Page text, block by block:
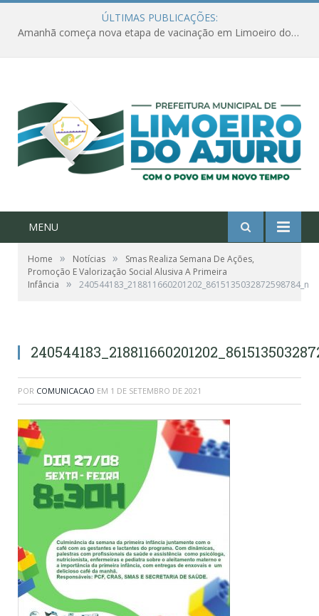
ÚLTIMAS PUBLICAÇÕES:
Amanhã começa nova etapa de vacinação em Limoeiro do Ajuru para idosos com 65 ou mais
MENU
Home » Notícias »
Smas Realiza Semana De Ações,
Promoção E Valorização Social Alusiva A Primeira
Infância
» 240544183_218811660201202_8615135032872598784_n
POR COMUNICACAO EM 1 DE SETEMBRO DE 2021